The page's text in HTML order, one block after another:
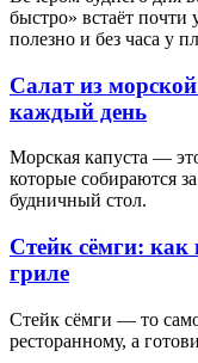
быстро» встаёт
полезно и без часа у
Салат из
каждый день
Морская капуста —
которые собираются
будничный стол.
Стейк сёмги: как
гриле
Стейк сёмги — то
ресторанному, а